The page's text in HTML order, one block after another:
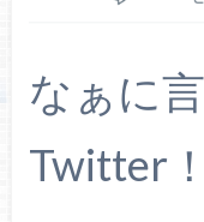
なぁに
Twitter